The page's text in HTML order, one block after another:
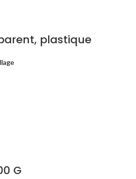
plastique
G